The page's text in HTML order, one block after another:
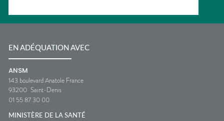
EN ADÉQUATION AVEC
ANSM
143 boulevard Anatole France
93200 Saint-Denis
01 55 87 30 00
MINISTÈRE DE LA SANTÉ